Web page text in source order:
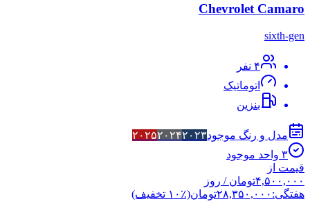
Chevrolet Camaro
sixth-gen
۴ نفر
اتوماتیک
بنزین
مدل و رنگ موجود ۲۰۲۵۲۰۲۴۲۰۲۳
۳ واحد موجود
قیمت از
۴,۵۰۰,۰۰۰تومان / روز
هفتگی: ۲۸,۳۵۰,۰۰۰تومان(٪ ۱۰ تخفیف)